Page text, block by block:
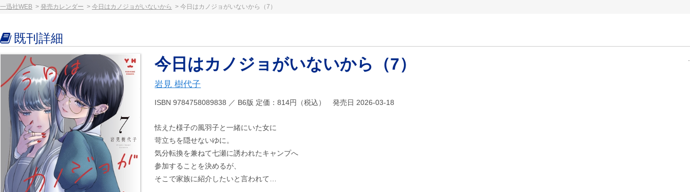
一迅社WEB 発売カレンダー 今日はカノジョがいないから 今日はカノジョがいないから（7）
既刊詳細
今日はカノジョがいないから（7）
岩見 樹代子
ISBN 9784758089838 ／ B6版 定価：814円（税込） 発売日 2026-03-18
怯えた様子の風羽子と一緒にいた女に
苛立ちを隠せないゆに。
気分転換を兼ねて七瀬に誘われたキャンプへ
参加することを決めるが、
そこで家族に紹介したいと言われて…